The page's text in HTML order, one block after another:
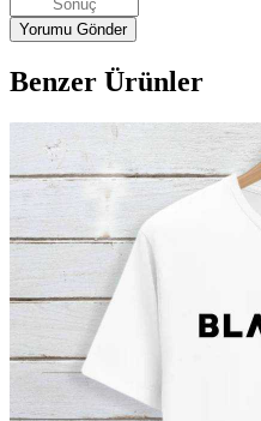
Benzer Ürünler